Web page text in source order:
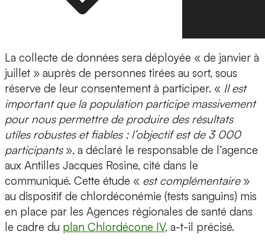
La collecte de données sera déployée « de janvier à
juillet » auprès de personnes tirées au sort, sous
réserve de leur consentement à participer. « Il est
important que la population participe massivement
pour nous permettre de produire des résultats
utiles robustes et fiables : l’objectif est de 3 000
participants », a déclaré le responsable de l’agence
aux Antilles Jacques Rosine, cité dans le
communiqué. Cette étude « est complémentaire»
au dispositif de chlordéconémie (tests sanguins) mis
en place par les Agences régionales de santé dans
le cadre du plan Chlordécone IV, a-t-il précisé.